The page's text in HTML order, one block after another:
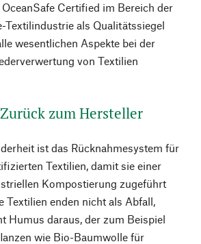
Certified im Bereich der
Textilindustrie als Qualitätssiegel
wesentlichen Aspekte bei der
von Textilien
zum Hersteller
ist das Rücknahmesystem für
Textilien, damit sie einer
Kompostierung zugeführt
Textilien enden nicht als Abfall,
Humus daraus, der zum Beispiel
wie Bio-Baumwolle für